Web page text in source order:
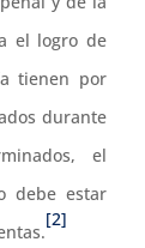
el logro de
tienen por
durante
el
debe estar
[2]